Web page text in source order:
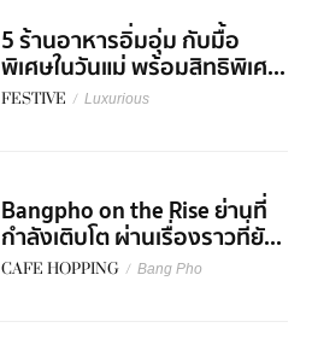
5 ร้านอาหารอิ่มอุ่ม กับมื้อ
พิเศษในวันแม่ พร้อมสิทธิพิเศ...
FESTIVE / Luxurious
Bangpho on the Rise ย่านที่
กำลังเติบโต ผ่านเรื่องราวที่ยั...
CAFE HOPPING / Bang Pho